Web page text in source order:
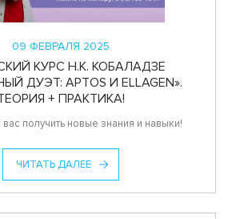
09 ФЕВРАЛЯ 2025
КУРС Н.К. КОБАЛАДЗЕ
ДУЭТ: APTOS И ELLAGEN».
+ ПРАКТИКА!
получить новые знания и навыки!
ЧИТАТЬ ДАЛЕЕ